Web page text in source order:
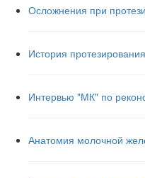
Осложнения при
История
Интервью "МК" по
Анатомия молочной